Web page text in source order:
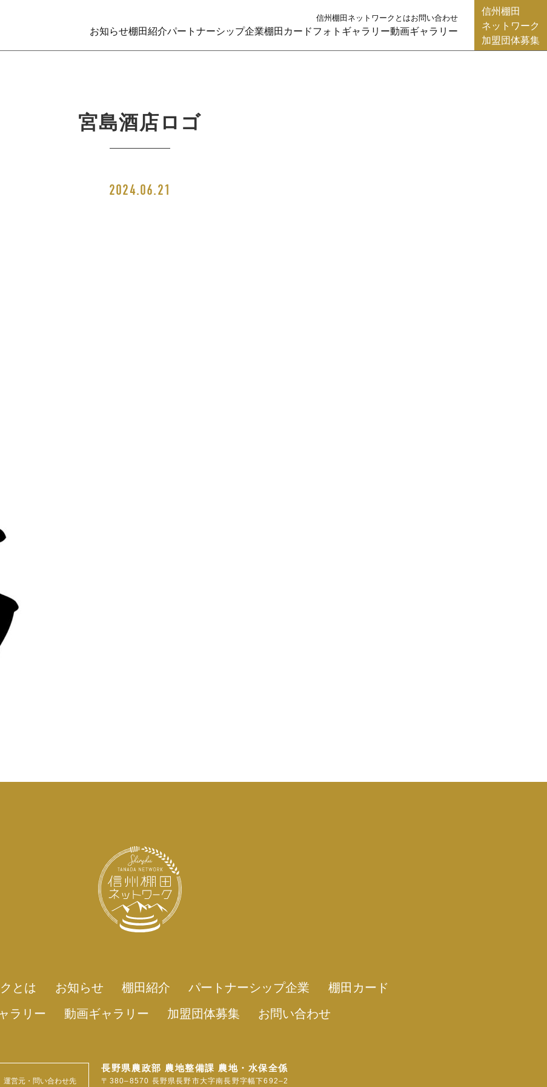
信州棚田ネットワークとはお問い合わせ
お知らせ棚田紹介パートナーシップ企業棚田カードフォトギャラリー動画ギャラリー
信州棚田
ネットワーク
加盟団体募集
宮島酒店ロゴ
2024.06.21
とは お知らせ 棚田紹介 パートナーシップ企業
棚田カード
ラリー
動画ギャラリー 加盟団体募集 お問い合わせ
運営元・問い合わせ先
長野県農政部 農地整備課 農地・水保全係
〒380‒8570 長野県長野市大字南長野字幅下692‒2